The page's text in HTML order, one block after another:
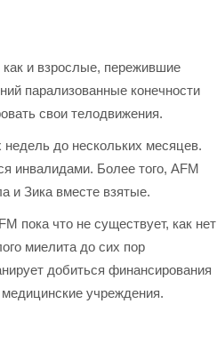
как и взрослые, пережившие
парализованные конечности
свои телодвижения.
до нескольких месяцев.
инвалидами. Более того, AFM
и Зика вместе взятые.
пока что не существует, как нет
миелита до сих пор
добиться финансирования
учреждения.